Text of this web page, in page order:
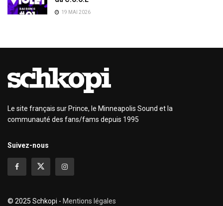
19 MAI 2026
Le site français sur Prince, le Minneapolis Sound et la
communauté des fans/fams depuis 1995
Suivez-nous
© 2025 Schkopi - Mentions légales